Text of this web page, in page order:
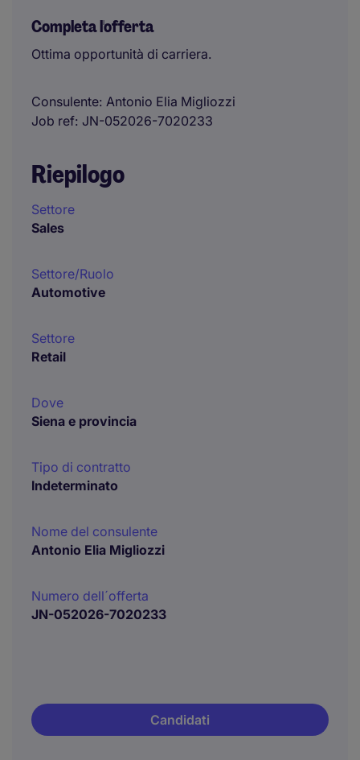
Completa l'offerta
Ottima opportunità di carriera.
Consulente Antonio Elia Migliozzi
Job ref JN-052026-7020233
Riepilogo
Settore
Sales
Settore/Ruolo
Automotive
Settore
Retail
Dove
Siena e provincia
Tipo di contratto
Indeterminato
Nome del consulente
Antonio Elia Migliozzi
Numero dell´offerta
JN-052026-7020233
Candidati